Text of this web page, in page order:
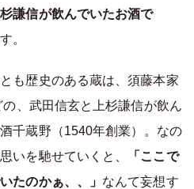
謙信が飲んでいたお酒で
。
も歴史のある蔵は、須藤本家
の、武田信玄と上杉謙信が飲ん
千蔵野（1540年創業）。なの
いを馳せていくと、
「ここで
たのかぁ、、」 なんて妄想す